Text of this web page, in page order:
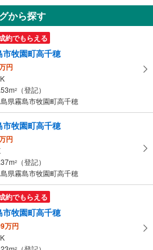
から探す
約でもらえる
市牧園町高千穂
円
2
（登記）
県霧島市牧園町高千穂
市牧園町高千穂
円
2
（登記）
県霧島市牧園町高千穂
約でもらえる
市牧園町高千穂
万円
2